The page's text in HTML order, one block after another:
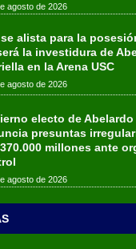
agosto de 2026
alista para la
la investidura de
en la Arena USC
agosto de 2026
electo de
presuntas
millones ante
agosto de 2026